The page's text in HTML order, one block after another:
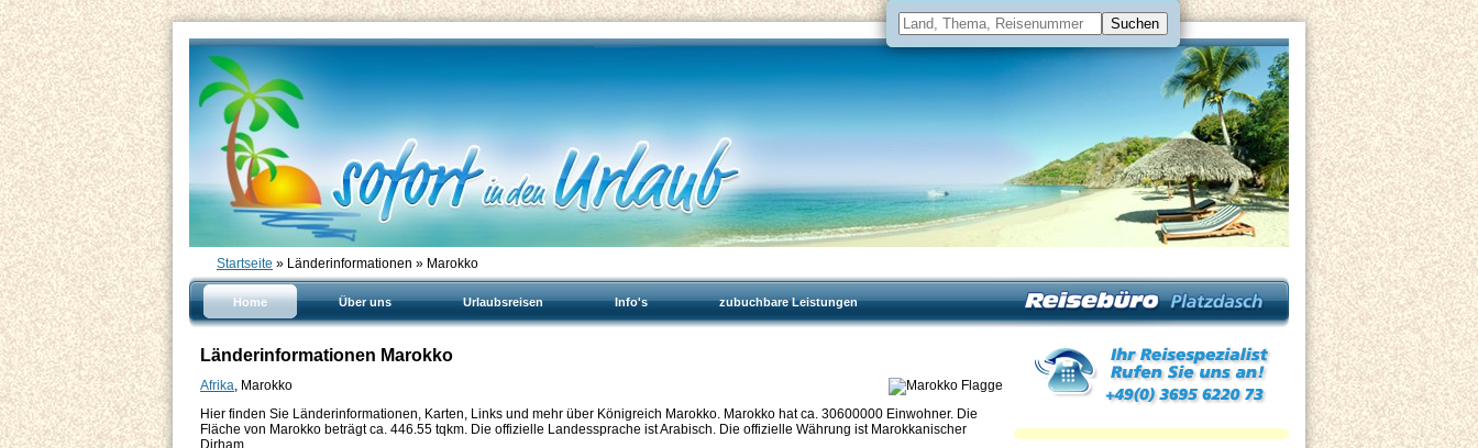
Startseite » Länderinformationen » Marokko
Home Über uns Urlaubsreisen Info's zubuchbare Leistungen
Länderinformationen Marokko
Afrika , Marokko
Hier finden Sie Länderinformationen, Karten, Links und mehr über Königreich Marokko. Marokko hat ca. 30600000 Einwohner. Die
Fläche von Marokko beträgt ca. 446.55 tqkm. Die offizielle Landessprache ist Arabisch. Die offizielle Währung ist Marokkanischer
Dirham.